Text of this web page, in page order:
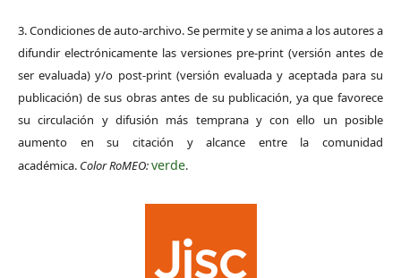
3. Condiciones de auto-archivo. Se permite y se anima a los autores a
difundir electrónicamente las versiones pre-print (versión antes de
ser evaluada) y/o post-print (versión evaluada y aceptada para su
publicación) de sus obras antes de su publicación, ya que favorece
su circulación y difusión más temprana y con ello un posible
aumento en su citación y alcance entre la comunidad
académica. Color RoMEO:verde.